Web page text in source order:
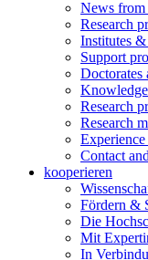
News from
Research
Institutes &
Support
Doctorates
Research
Research
Experience
Contact
kooperieren
Fördern &
Die
Mit
In